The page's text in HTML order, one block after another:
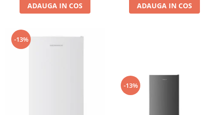
ADAUGA IN COS ADAUGA IN COS
-13%
-13%